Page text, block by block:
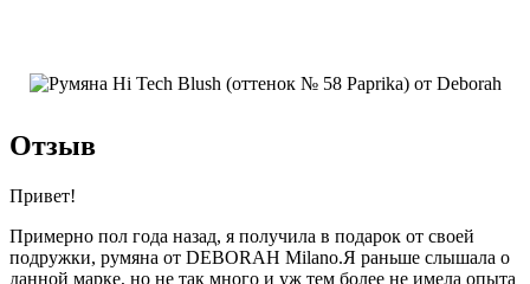
Отзыв
Привет!
Примерно пол года назад, я получила в подарок от своей
подружки, румяна от DEBORAH Milano.Я раньше слышала о
данной марке, но не так много и уж тем более не имела опыта